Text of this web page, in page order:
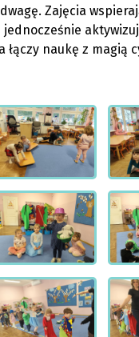
Zajęcia
naukę z magią